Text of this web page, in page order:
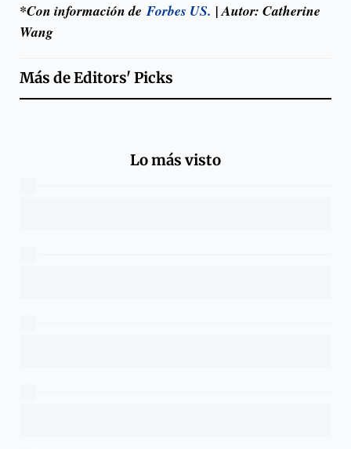
*Con información deForbes US. | Autor: Catherine
Wang
Más deEditors' Picks
Lo más visto